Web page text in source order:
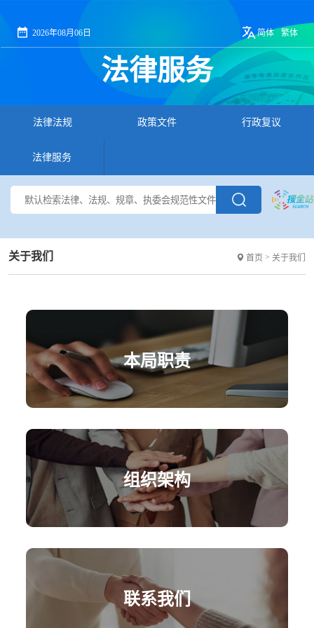
法律服务
2026年08月06日 简体 繁体
法律法规 政策文件 行政复议
法律服务
关于我们 首页 > 关于我们
本局职责
组织架构
联系我们